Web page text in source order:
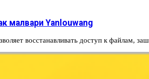
малвари Yanlouwang
восстанавливать доступ к файлам,